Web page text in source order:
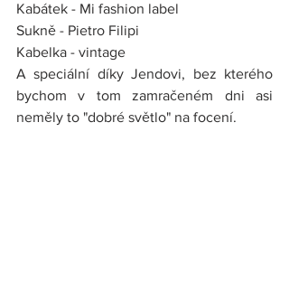
Kabátek - Mi fashion label
Sukně - Pietro Filipi
Kabelka - vintage
A speciální díky Jendovi, bez kterého
bychom v tom zamračeném dni asi
neměly to "dobré světlo" na focení.